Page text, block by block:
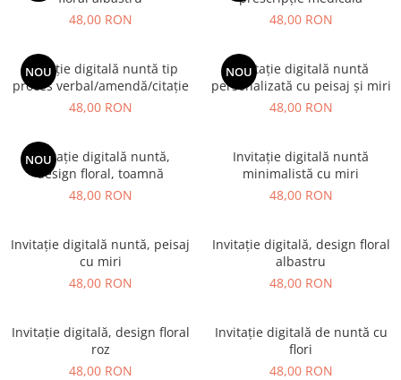
48,00 RON
48,00 RON
NOU
Invitație digitală nuntă tip
proces verbal/amendă/citație
48,00 RON
NOU
Invitație digitală nuntă
personalizată cu peisaj și miri
48,00 RON
NOU
Invitație digitală nuntă,
design floral, toamnă
48,00 RON
Invitație digitală nuntă
minimalistă cu miri
48,00 RON
Invitație digitală nuntă, peisaj
cu miri
48,00 RON
Invitație digitală, design floral
albastru
48,00 RON
Invitație digitală, design floral
roz
48,00 RON
Invitație digitală de nuntă cu
flori
48,00 RON